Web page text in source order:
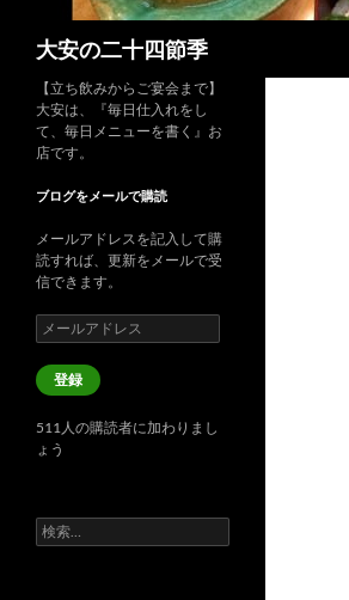
大安の二十四節季
【立ち飲みからご宴会まで】
大安は、『毎日仕入れをし
て、毎日メニューを書く』お
店です。
ブログをメールで購読
メールアドレスを記入して購
読すれば、更新をメールで受
信できます。
メ
ー
ル
ア
レ
ス
登録
511人の購読者に加わりまし
ょう
検
索: